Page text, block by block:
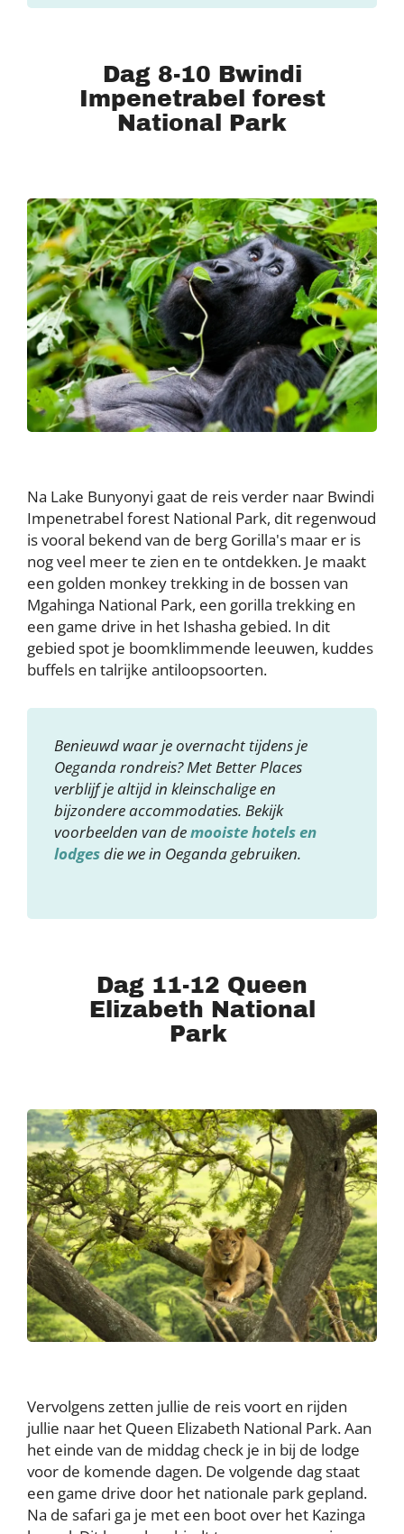
Dag 8-10 Bwindi
Impenetrabel forest
National Park
Na Lake Bunyonyi gaat de reis verder naar Bwindi
Impenetrabel forest National Park, dit regenwoud
is vooral bekend van de berg Gorilla's maar er is
nog veel meer te zien en te ontdekken. Je maakt
een golden monkey trekking in de bossen van
Mgahinga National Park, een gorilla trekking en
een game drive in het Ishasha gebied. In dit
gebied spot je boomklimmende leeuwen, kuddes
buffels en talrijke antiloopsoorten.
Benieuwd waar je overnacht tijdens je
Oeganda rondreis? Met Better Places
verblijf je altijd in kleinschalige en
bijzondere accommodaties. Bekijk
voorbeelden van demooiste hotels en
lodgesdie we in Oeganda gebruiken.
Dag 11-12 Queen
Elizabeth National
Park
Vervolgens zetten jullie de reis voort en rijden
jullie naar het Queen Elizabeth National Park. Aan
het einde van de middag check je in bij de lodge
voor de komende dagen. De volgende dag staat
een game drive door het nationale park gepland.
Na de safari ga je met een boot over het Kazinga